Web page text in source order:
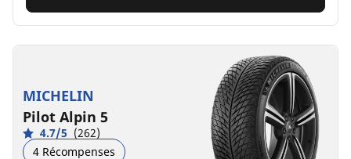
MICHELIN
Pilot Alpin 5
4.7/5 (262)
4 Récompenses